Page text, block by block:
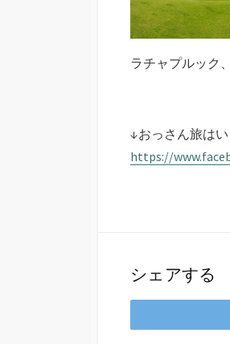
ラチャプルック
↓おっさん旅はい
https://
シェアする